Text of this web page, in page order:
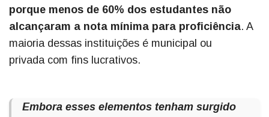
porque menos de 60% dos estudantes não
alcançaram a nota mínima para proficiência. A
maioria dessas instituições é municipal ou
privada com fins lucrativos.
Embora esses elementos tenham surgido